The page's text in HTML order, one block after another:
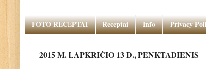
FOTO RECEPTAI Receptai Info Privacy
2015 M. LAPKRIČIO 13 D., PENKTADIENIS